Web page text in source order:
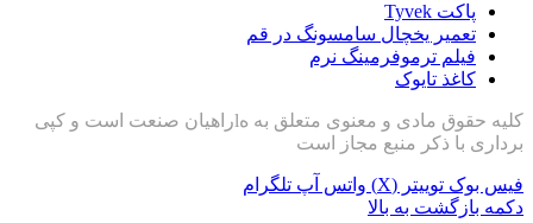
پاکت Tyvek
تعمیر یخچال سامسونگ در قم
فیلم ترموفرمینگ نرم
کاغذ تایوک
کلیه حقوق مادی و معنوی متعلق به هlراهیان صنعت است و کپی
برداری با ذکر منبع مجاز است
فیس بوک توییتر (X) واتس آپ تلگرام
دکمه بازگشت به بالا